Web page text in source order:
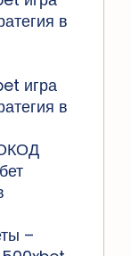
в
игра
в
–